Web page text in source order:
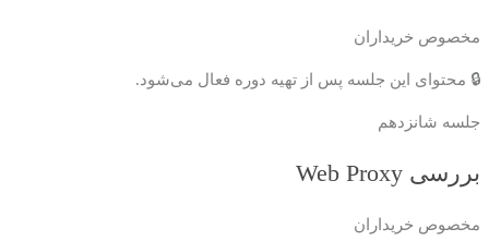
مخصوص خریداران
🔒 محتوای این جلسه پس از تهیه دوره فعال می‌شود.
جلسه شانزدهم
بررسی Web Proxy
مخصوص خریداران